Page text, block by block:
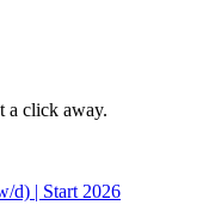
a click away.
d) | Start 2026